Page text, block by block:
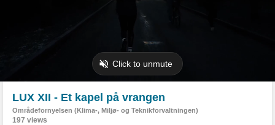
LUX XII - Et kapel på vrangen
Områdefornyelsen (Klima-, Miljø- og Teknikforvaltningen)
197 views